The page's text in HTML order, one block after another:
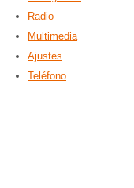
Radio
Multimedia
Ajustes
Teléfono